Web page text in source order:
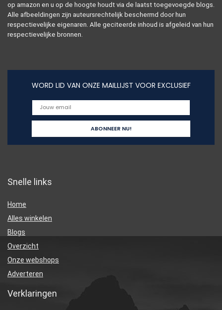
op amazon en u op de hoogte houdt via de laatst toegevoegde blogs.
Alle afbeeldingen zijn auteursrechtelijk beschermd door hun
respectievelijke eigenaren. Alle geciteerde inhoud is afgeleid van hun
respectievelijke bronnen.
WORD LID VAN ONZE MAILLIJST VOOR EXCLUSIEF
Snelle links
Home
Alles winkelen
Blogs
Overzicht
Onze webshops
Adverteren
Verklaringen